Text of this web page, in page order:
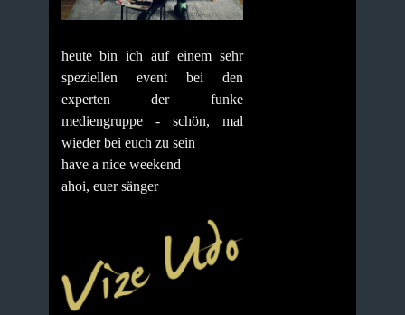
heute bin ich auf einem sehr
speziellen event bei den
experten der funke
mediengruppe - schön, mal
wieder bei euch zu sein
have a nice weekend
ahoi, euer sänger